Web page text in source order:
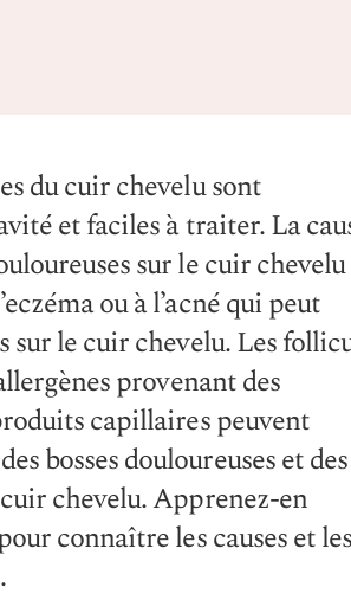
du cuir chevelu sont
et faciles à traiter. La
sur le cuir
ou à l’acné qui peut
sur le cuir chevelu. Les
provenant des
capillaires peuvent
bosses douloureuses et des
chevelu. Apprenez-en
connaître les causes et